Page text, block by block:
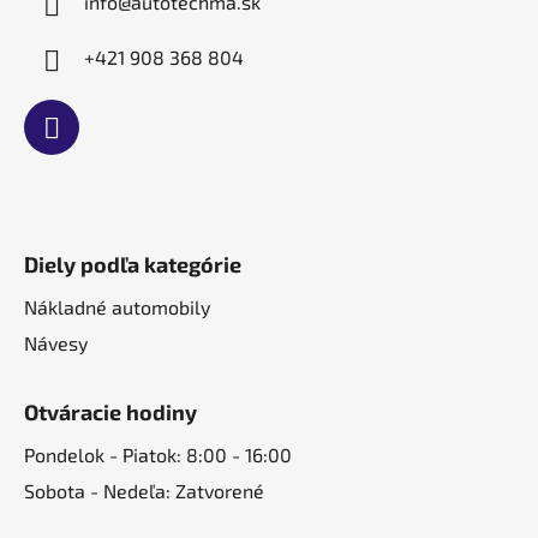
+421 908 368 804
Diely podľa kategórie
Nákladné automobily
Návesy
Otváracie hodiny
Pondelok - Piatok: 8:00 - 16:00
Sobota - Nedeľa: Zatvorené